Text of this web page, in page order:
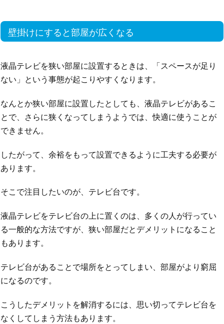
壁掛けにすると部屋が広くなる
液晶テレビを狭い部屋に設置するときは、「スペースが足り
ない」という事態が起こりやすくなります。
なんとか狭い部屋に設置したとしても、液晶テレビがあるこ
とで、さらに狭くなってしまうようでは、快適に使うことが
できません。
したがって、余裕をもって設置できるように工夫する必要が
あります。
そこで注目したいのが、テレビ台です。
液晶テレビをテレビ台の上に置くのは、多くの人が行ってい
る一般的な方法ですが、狭い部屋だとデメリットになること
もあります。
テレビ台があることで場所をとってしまい、部屋がより窮屈
になるのです。
こうしたデメリットを解消するには、思い切ってテレビ台を
なくしてしまう方法もあります。